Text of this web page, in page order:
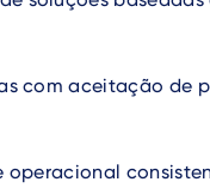
com aceitação de